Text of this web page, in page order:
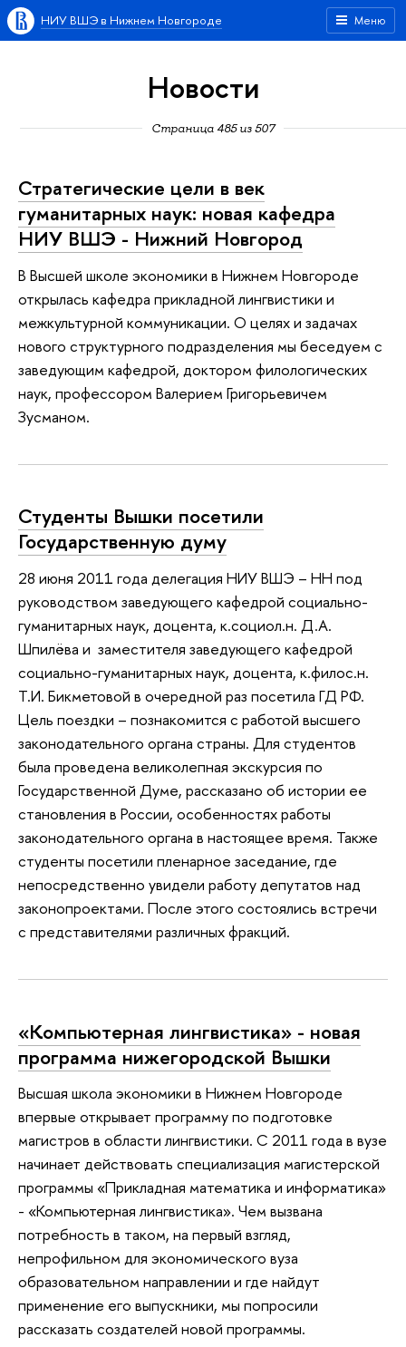
Меню
НИУ ВШЭ в Нижнем Новгороде
Новости
Страница 485 из 507
Стратегические цели в век
гуманитарных наук: новая кафедра
НИУ ВШЭ - Нижний Новгород
В Высшей школе экономики в Нижнем Новгороде
открылась кафедра прикладной лингвистики и
межкультурной коммуникации. О целях и задачах
нового структурного подразделения мы беседуем с
заведующим кафедрой, доктором филологических
наук, профессором Валерием Григорьевичем
Зусманом.
Студенты Вышки посетили
Государственную думу
28 июня 2011 года делегация НИУ ВШЭ – НН под
руководством заведующего кафедрой социально-
гуманитарных наук, доцента, к.социол.н. Д.А.
Шпилёва и заместителя заведующего кафедрой
социально-гуманитарных наук, доцента, к.филос.н.
Т.И. Бикметовой в очередной раз посетила ГД РФ.
Цель поездки – познакомится с работой высшего
законодательного органа страны. Для студентов
была проведена великолепная экскурсия по
Государственной Думе, рассказано об истории ее
становления в России, особенностях работы
законодательного органа в настоящее время. Также
студенты посетили пленарное заседание, где
непосредственно увидели работу депутатов над
законопроектами. После этого состоялись встречи
с представителями различных фракций.
«Компьютерная лингвистика» - новая
программа нижегородской Вышки
Высшая школа экономики в Нижнем Новгороде
впервые открывает программу по подготовке
магистров в области лингвистики. С 2011 года в вузе
начинает действовать специализация магистерской
программы «Прикладная математика и информатика»
- «Компьютерная лингвистика». Чем вызвана
потребность в таком, на первый взгляд,
непрофильном для экономического вуза
образовательном направлении и где найдут
применение его выпускники, мы попросили
рассказать создателей новой программы.